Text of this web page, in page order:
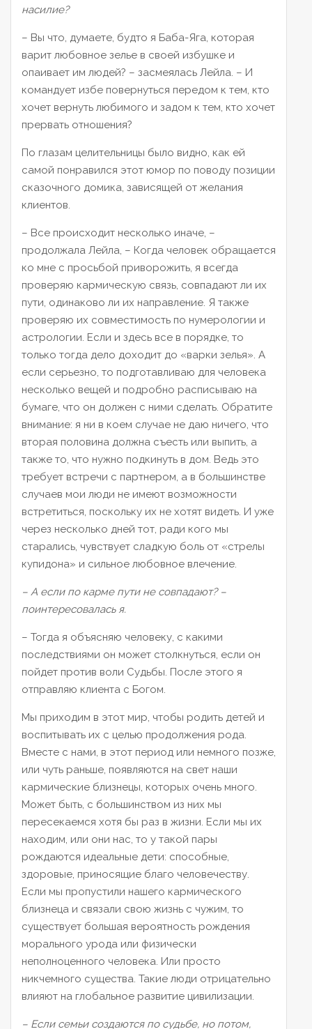
насилие?
– Вы что, думаете, будто я Баба-Яга, которая
варит любовное зелье в своей избушке и
опаивает им людей? – засмеялась Лейла. – И
командует избе повернуться передом к тем, кто
хочет вернуть любимого и задом к тем, кто хочет
прервать отношения?
По глазам целительницы было видно, как ей
самой понравился этот юмор по поводу позиции
сказочного домика, зависящей от желания
клиентов.
– Все происходит несколько иначе, –
продолжала Лейла, – Когда человек обращается
ко мне с просьбой приворожить, я всегда
проверяю кармическую связь, совпадают ли их
пути, одинаково ли их направление. Я также
проверяю их совместимость по нумерологии и
астрологии. Если и здесь все в порядке, то
только тогда дело доходит до «варки зелья». А
если серьезно, то подготавливаю для человека
несколько вещей и подробно расписываю на
бумаге, что он должен с ними сделать. Обратите
внимание: я ни в коем случае не даю ничего, что
вторая половина должна съесть или выпить, а
также то, что нужно подкинуть в дом. Ведь это
требует встречи с партнером, а в большинстве
случаев мои люди не имеют возможности
встретиться, поскольку их не хотят видеть. И уже
через несколько дней тот, ради кого мы
старались, чувствует сладкую боль от «стрелы
купидона» и сильное любовное влечение.
– А если по карме пути не совпадают?–
поинтересовалась я.
– Тогда я объясняю человеку, с какими
последствиями он может столкнуться, если он
пойдет против воли Судьбы. После этого я
отправляю клиента с Богом.
Мы приходим в этот мир, чтобы родить детей и
воспитывать их с целью продолжения рода.
Вместе с нами, в этот период или немного позже,
или чуть раньше, появляются на свет наши
кармические близнецы, которых очень много.
Может быть, с большинством из них мы
пересекаемся хотя бы раз в жизни. Если мы их
находим, или они нас, то у такой пары
рождаются идеальные дети: способные,
здоровые, приносящие благо человечеству.
Если мы пропустили нашего кармического
близнеца и связали свою жизнь с чужим, то
существует большая вероятность рождения
морального урода или физически
неполноценного человека. Или просто
никчемного существа. Такие люди отрицательно
влияют на глобальное развитие цивилизации.
– Если семьи создаются по судьбе, но потом,